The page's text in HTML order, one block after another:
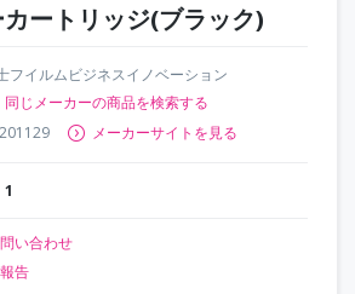
ートリッジ(ブラック)
フイルムビジネスイノベーション
同じメーカーの商品を検索する
メーカーサイトを見る
1
い合わせ
告